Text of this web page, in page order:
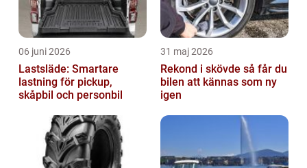
06 juni 2026
Lastsläde: Smartare
lastning för pickup,
skåpbil och personbil
31 maj 2026
Rekond i skövde så får du
bilen att kännas som ny
igen